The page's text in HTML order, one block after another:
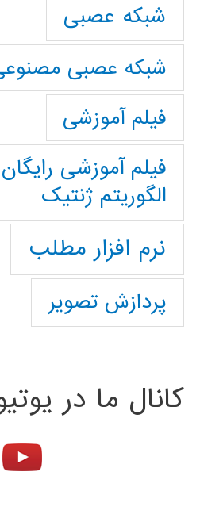
شبکه عصبی
شبکه عصبی
فیلم آموزشی
فیلم آموزشی
الگوریتم ژنتیک
نرم افزار مطلب
پردازش تصویر
کانال ما در